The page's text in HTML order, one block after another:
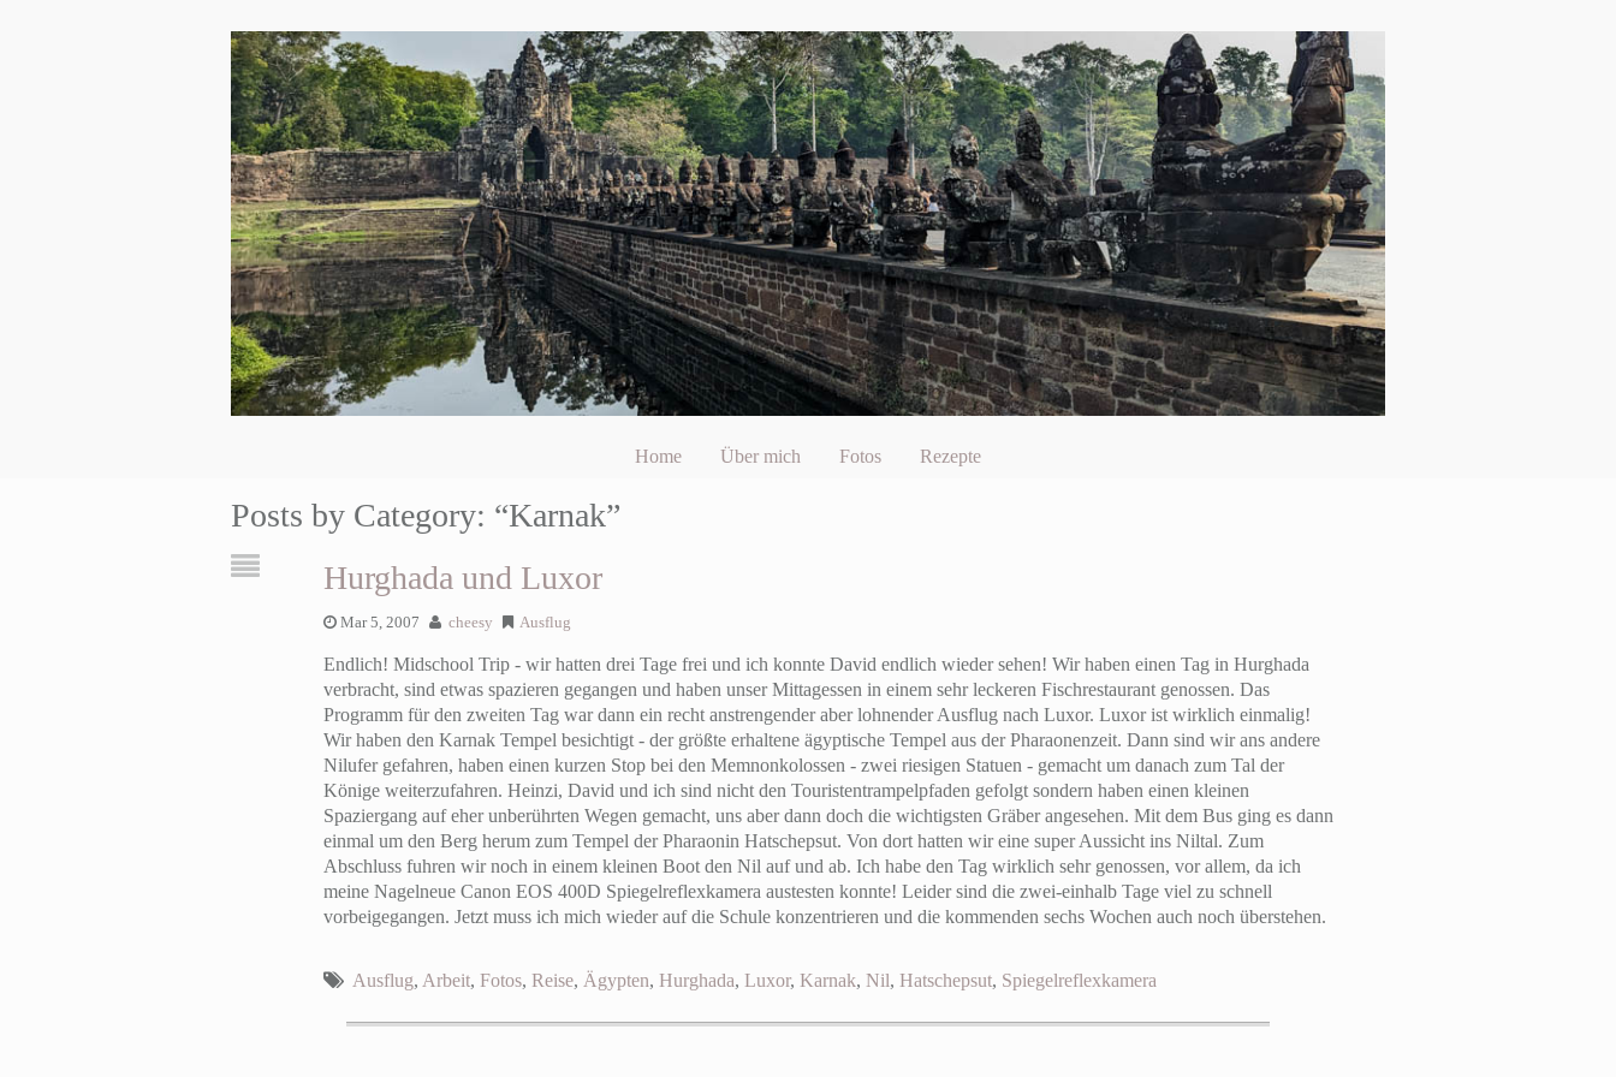
Home Über mich Fotos Rezepte
Posts by Category: “Karnak”
Hurghada und Luxor
Mar 5, 2007 cheesy Ausflug
Endlich! Midschool Trip - wir hatten drei Tage frei und ich konnte David endlich wieder sehen! Wir haben einen Tag in Hurghada
verbracht, sind etwas spazieren gegangen und haben unser Mittagessen in einem sehr leckeren Fischrestaurant genossen. Das
Programm für den zweiten Tag war dann ein recht anstrengender aber lohnender Ausflug nach Luxor. Luxor ist wirklich einmalig!
Wir haben den Karnak Tempel besichtigt - der größte erhaltene ägyptische Tempel aus der Pharaonenzeit. Dann sind wir ans andere
Nilufer gefahren, haben einen kurzen Stop bei den Memnonkolossen - zwei riesigen Statuen - gemacht um danach zum Tal der
Könige weiterzufahren. Heinzi, David und ich sind nicht den Touristentrampelpfaden gefolgt sondern haben einen kleinen
Spaziergang auf eher unberührten Wegen gemacht, uns aber dann doch die wichtigsten Gräber angesehen. Mit dem Bus ging es dann
einmal um den Berg herum zum Tempel der Pharaonin Hatschepsut. Von dort hatten wir eine super Aussicht ins Niltal. Zum
Abschluss fuhren wir noch in einem kleinen Boot den Nil auf und ab. Ich habe den Tag wirklich sehr genossen, vor allem, da ich
meine Nagelneue Canon EOS 400D Spiegelreflexkamera austesten konnte! Leider sind die zwei-einhalb Tage viel zu schnell
vorbeigegangen. Jetzt muss ich mich wieder auf die Schule konzentrieren und die kommenden sechs Wochen auch noch überstehen.
Ausflug, Arbeit, Fotos, Reise, Ägypten, Hurghada, Luxor, Karnak, Nil, Hatschepsut, Spiegelreflexkamera